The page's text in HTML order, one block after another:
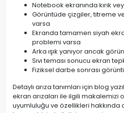
Notebook ekranında kırık
Görüntüde çizgiler, titreme
varsa
Ekranda tamamen siyah
problemi varsa
Arka ışık yanıyor ancak
Sıvı teması sonucu ekran
Fiziksel darbe sonrası
Detaylı arıza tanımları için blog
ekran arızaları ile ilgili makalemizi
uyumluluğu ve özellikleri